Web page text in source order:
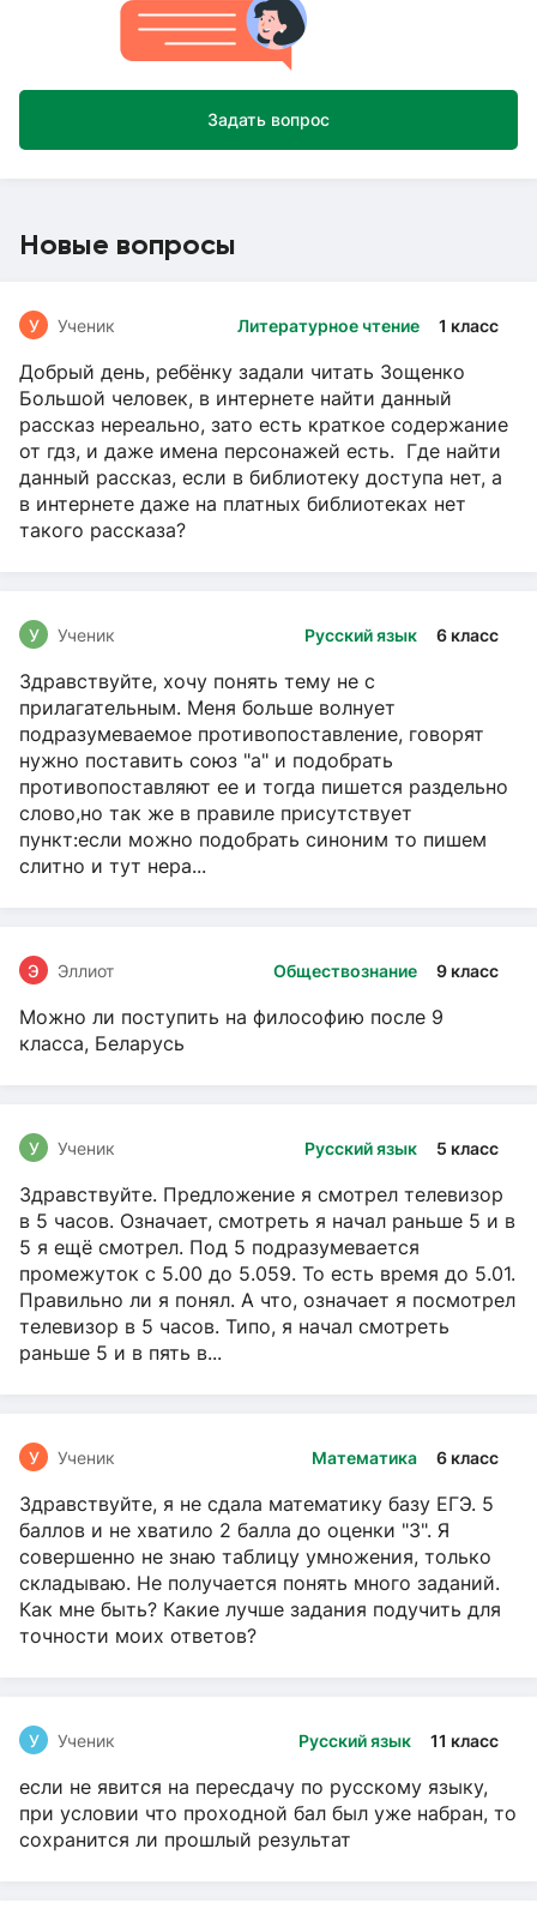
Задать вопрос
Новые вопросы
Литературное чтение 1 класс
У Ученик
Добрый день, ребёнку задали читать Зощенко
Большой человек, в интернете найти данный
рассказ нереально, зато есть краткое содержание
от гдз, и даже имена персонажей есть. Где найти
данный рассказ, если в библиотеку доступа нет, а
в интернете даже на платных библиотеках нет
такого рассказа?
Русский язык 6 класс
У Ученик
Здравствуйте, хочу понять тему не с
прилагательным. Меня больше волнует
подразумеваемое противопоставление, говорят
нужно поставить союз "а" и подобрать
противопоставляют ее и тогда пишется раздельно
слово,но так же в правиле присутствует
пункт:если можно подобрать синоним то пишем
слитно и тут нера...
Обществознание 9 класс
Э Эллиот
Можно ли поступить на философию после 9
класса, Беларусь
Русский язык 5 класс
У Ученик
Здравствуйте. Предложение я смотрел телевизор
в 5 часов. Означает, смотреть я начал раньше 5 и в
5 я ещё смотрел. Под 5 подразумевается
промежуток с 5.00 до 5.059. То есть время до 5.01.
Правильно ли я понял. А что, означает я посмотрел
телевизор в 5 часов. Типо, я начал смотреть
раньше 5 и в пять в...
Математика 6 класс
У Ученик
Здравствуйте, я не сдала математику базу ЕГЭ. 5
баллов и не хватило 2 балла до оценки "3". Я
совершенно не знаю таблицу умножения, только
складываю. Не получается понять много заданий.
Как мне быть? Какие лучше задания подучить для
точности моих ответов?
Русский язык 11 класс
У Ученик
если не явится на пересдачу по русскому языку,
при условии что проходной бал был уже набран, то
сохранится ли прошлый результат